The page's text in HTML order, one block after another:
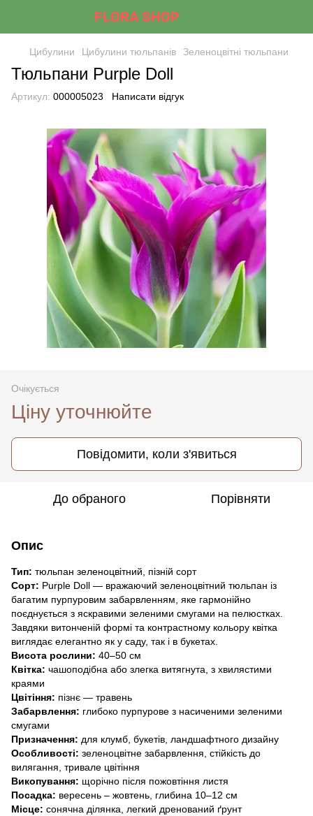
Цибулини Цибулини тюльпанів Зеленоцвітні тюльпани
Тюльпани Purple Doll
Артикул: 000005023 Написати відгук
Очікується
Ціну уточнюйте
Повідомити, коли з'явиться
До обраного Порівняти
Опис
Тип: тюльпан зеленоцвітний, пізній сорт
Сорт: Purple Doll — вражаючий зеленоцвітний тюльпан із
багатим пурпуровим забарвленням, яке гармонійно
поєднується з яскравими зеленими смугами на пелюстках.
Завдяки витонченій формі та контрастному кольору квітка
виглядає елегантно як у саду, так і в букетах.
Висота рослини: 40–50 см
Квітка: чашоподібна або злегка витягнута, з хвилястими
краями
Цвітіння: пізнє — травень
Забарвлення: глибоко пурпурове з насиченими зеленими
смугами
Призначення: для клумб, букетів, ландшафтного дизайну
Особливості: зеленоцвітне забарвлення, стійкість до
вилягання, тривале цвітіння
Викопування: щорічно після пожовтіння листя
Посадка: вересень – жовтень, глибина 10–12 см
Місце: сонячна ділянка, легкий дренований ґрунт